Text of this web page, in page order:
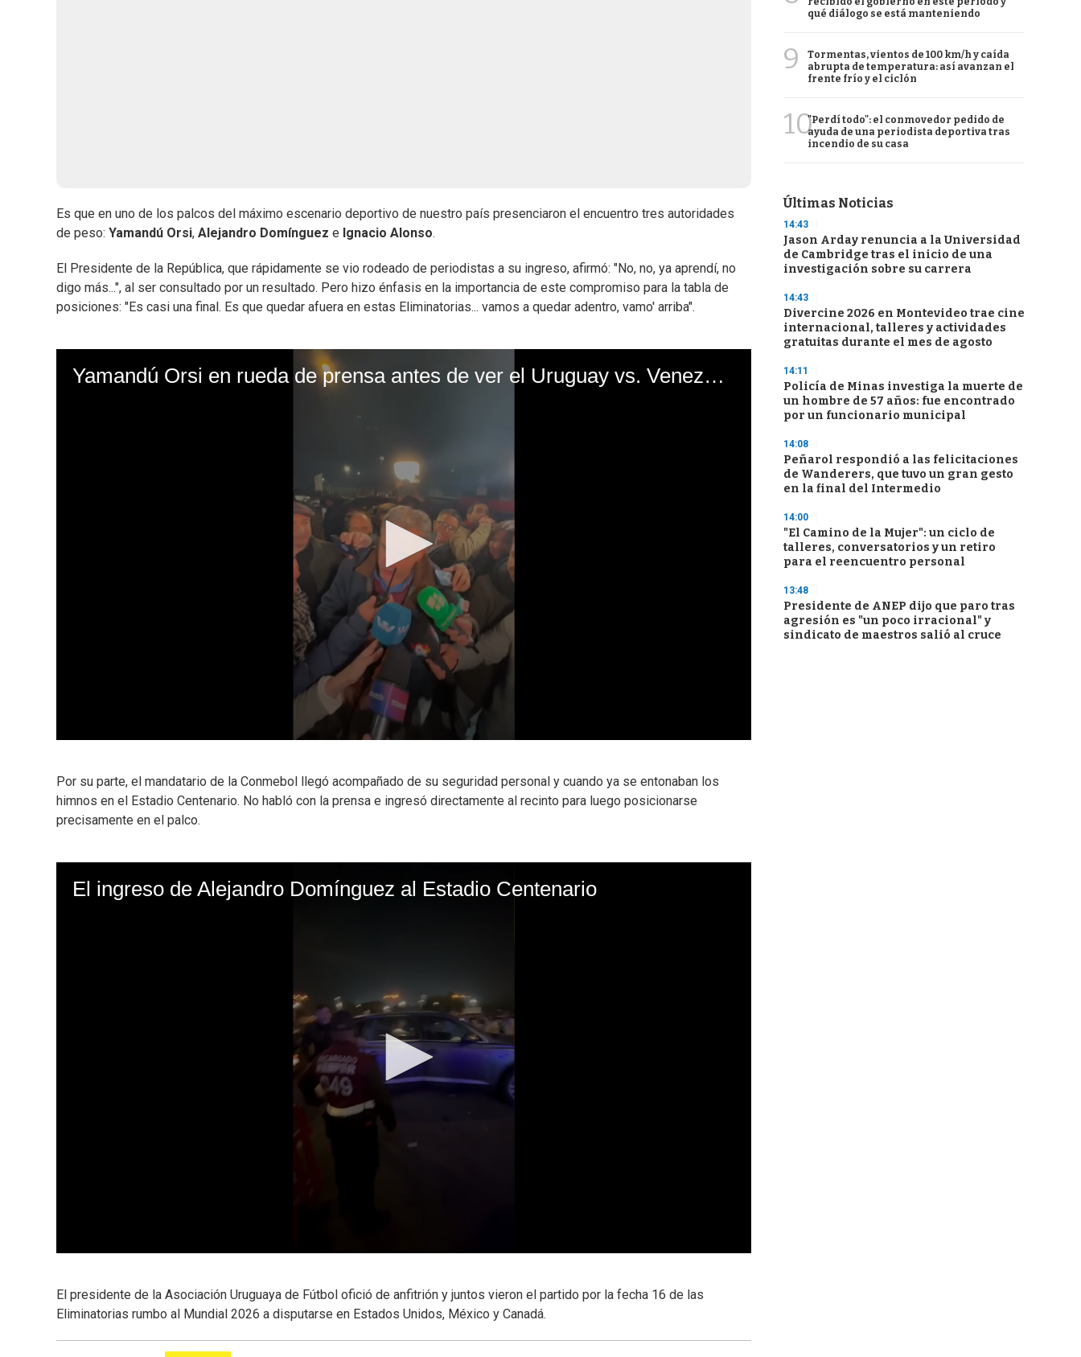
Es que en uno de los palcos del máximo escenario deportivo de nuestro país presenciaron el encuentro tres autoridades
de peso: Yamandú Orsi, Alejandro Domínguez e Ignacio Alonso.
El Presidente de la República, que rápidamente se vio rodeado de periodistas a su ingreso, afirmó: "No, no, ya aprendí, no
digo más...", al ser consultado por un resultado. Pero hizo énfasis en la importancia de este compromiso para la tabla de
posiciones: "Es casi una final. Es que quedar afuera en estas Eliminatorias... vamos a quedar adentro, vamo' arriba".
Por su parte, el mandatario de la Conmebol llegó acompañado de su seguridad personal y cuando ya se entonaban los
himnos en el Estadio Centenario. No habló con la prensa e ingresó directamente al recinto para luego posicionarse
precisamente en el palco.
El presidente de la Asociación Uruguaya de Fútbol ofició de anfitrión y juntos vieron el partido por la fecha 16 de las
Eliminatorias rumbo al Mundial 2026 a disputarse en Estados Unidos, México y Canadá.
qué diálogo se está manteniendo
9
Tormentas, vientos de 100 km/h y caída
abrupta de temperatura: así avanzan el
frente frío y el ciclón
10"Perdí todo": el conmovedor pedido de
ayuda de una periodista deportiva tras
incendio de su casa
Últimas Noticias
14:43
Jason Arday renuncia a la Universidad
de Cambridge tras el inicio de una
investigación sobre su carrera
14:43
Divercine 2026 en Montevideo trae cine
internacional, talleres y actividades
gratuitas durante el mes de agosto
14:11
Policía de Minas investiga la muerte de
un hombre de 57 años: fue encontrado
por un funcionario municipal
14:08
Peñarol respondió a las felicitaciones
de Wanderers, que tuvo un gran gesto
en la final del Intermedio
14:00
"El Camino de la Mujer": un ciclo de
talleres, conversatorios y un retiro
para el reencuentro personal
13:48
Presidente de ANEP dijo que paro tras
agresión es "un poco irracional" y
sindicato de maestros salió al cruce